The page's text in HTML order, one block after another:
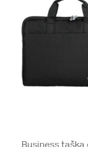
Business taška